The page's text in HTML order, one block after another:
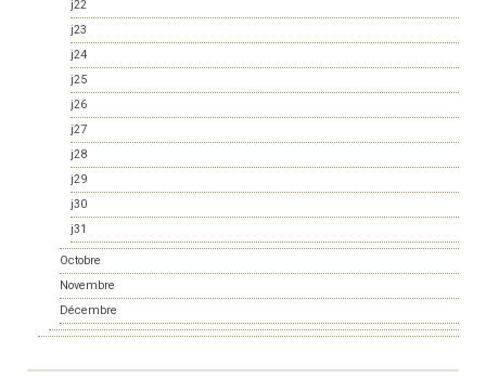
j22
j23
j24
j25
j26
j27
j28
j29
j30
j31
Octobre
Novembre
Décembre